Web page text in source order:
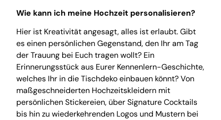
Wie kann ich meine Hochzeit personalisieren?
Hier ist Kreativität angesagt, alles ist erlaubt. Gibt
es einen persönlichen Gegenstand, den Ihr am Tag
der Trauung bei Euch tragen wollt? Ein
Erinnerungsstück aus Eurer Kennenlern-Geschichte,
welches Ihr in die Tischdeko einbauen könnt? Von
maßgeschneiderten Hochzeitskleidern mit
persönlichen Stickereien, über Signature Cocktails
bis hin zu wiederkehrenden Logos und Mustern bei